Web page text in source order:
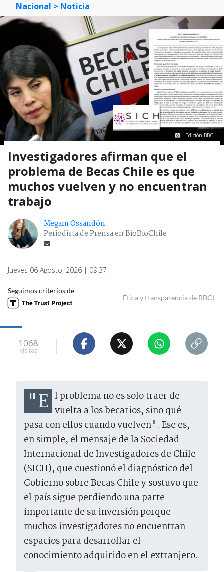
Nacional > Noticia
Edición BBCL
Investigadores afirman que el
problema de Becas Chile es que
muchos vuelven y no encuentran
trabajo
Megam Ossandón
Periodista de Prensa en BioBioChile
Jueves 06 Agosto, 2026 | 09:37
Seguimos criterios de
Ética y transparencia de BBCL
1068
visitas
"El problema no es solo traer de vuelta a los becarios, sino qué
pasa con ellos cuando vuelven". Ese es,
en simple, el mensaje de la Sociedad
Internacional de Investigadores de Chile
(SICH), que cuestionó el diagnóstico del
Gobierno sobre Becas Chile y sostuvo que
el país sigue perdiendo una parte
importante de su inversión porque
muchos investigadores no encuentran
espacios para desarrollar el
conocimiento adquirido en el extranjero.